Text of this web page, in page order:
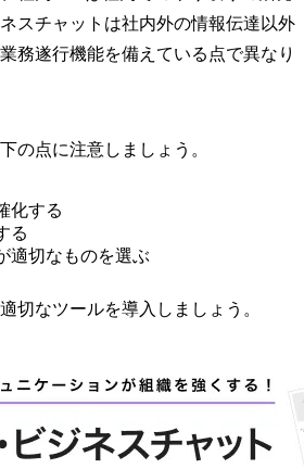
スチャットは社内外の情報伝達以外
務遂行機能を備えている点で異なり
の点に注意しましょう。
化する
る
適切なものを選ぶ
切なツールを導入しましょう。